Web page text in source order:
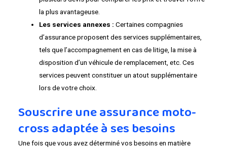
la plus avantageuse.
Les services annexes : Certaines compagnies
d’assurance proposent des services supplémentaires,
tels que l’accompagnement en cas de litige, la mise à
disposition d’un véhicule de remplacement, etc. Ces
services peuvent constituer un atout supplémentaire
lors de votre choix.
Souscrire une assurance moto-
cross adaptée à ses besoins
Une fois que vous avez déterminé vos besoins en matière